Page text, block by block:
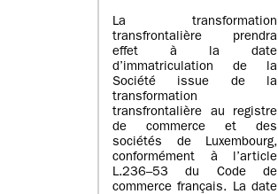
La transformation
transfrontalière prendra
effet à la date
d’immatriculation de la
Société issue de la
transformation
transfrontalière au registre
de commerce et des
sociétés de Luxembourg,
conformément à l’article
L.236–53 du Code de
commerce français. La date